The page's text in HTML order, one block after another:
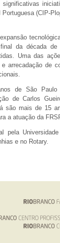
(CIP-
da década
Uma das
arrecadação de
de São
de Carlos
são mais de 15
a atuação da
pela
e no Rotary.